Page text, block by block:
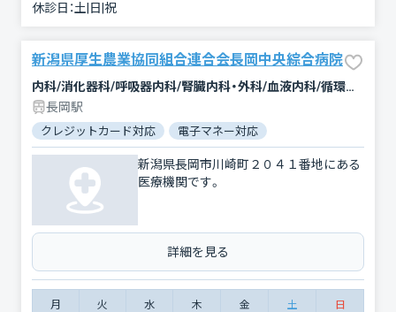
休診日：土|日|祝
新潟県厚生農業協同組合連合会長岡中央綜合病院
内科/消化器科/呼吸器内科/腎臓内科・外科/血液内科/循環器科/腫瘍内科・外科/神経内科/小児科/外科/整形外科/リウマチ科/形成外科/脳神経外科/呼吸器外科/心臓血管外科/皮膚科/泌尿器科/産婦人科/眼科/耳鼻咽喉科/精神科・神経科/心療内科/放射線科/臨床検査・病理診断/リハビリテーション/麻酔科/救急科/歯科口腔外科
長岡駅
クレジットカード対応 電子マネー対応
新潟県長岡市川崎町２０４１番地にある
医療機関です。
詳細を見る
月 火 水 木 金 土 日